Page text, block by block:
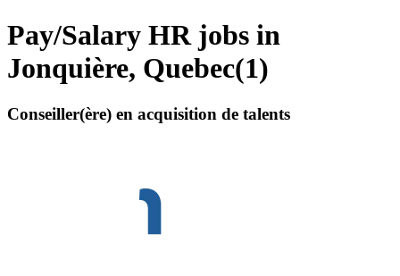
Pay/Salary HR jobs in
Jonquière, Quebec(1)
Conseiller(ère) en acquisition de talents